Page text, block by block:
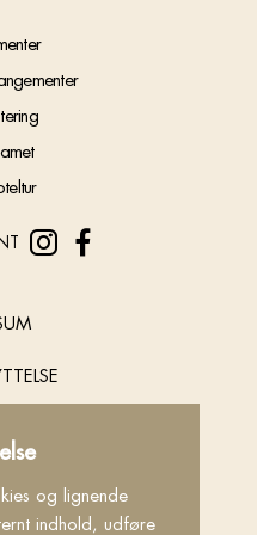
og lignende
indhold, udføre